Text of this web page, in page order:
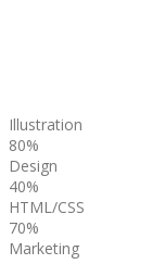
Illustration
80%
Design
40%
HTML/CSS
70%
Marketing